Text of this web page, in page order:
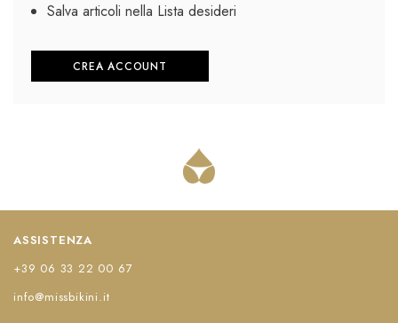
Salva articoli nella Lista desideri
CREA ACCOUNT
ASSISTENZA
+39 06 33 22 00 67
info@missbikini.it